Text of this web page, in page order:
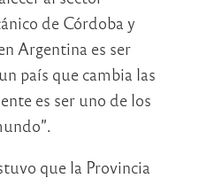
de Córdoba y
Argentina es ser
país que cambia las
es ser uno de los
que la Provincia